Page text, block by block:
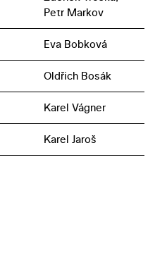
Petr Markov
Eva Bobková
Oldřich Bosák
Karel Vágner
Karel Jaroš